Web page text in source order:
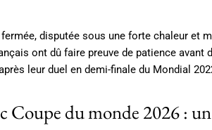
disputée sous une forte chaleur et
ont dû faire preuve de patience
leur duel en demi-finale du Mondial
Coupe du monde 2026 :